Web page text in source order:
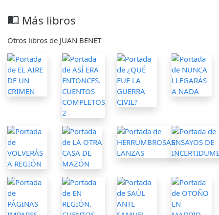
import_contacts Más libros
Otros libros de JUAN BENET